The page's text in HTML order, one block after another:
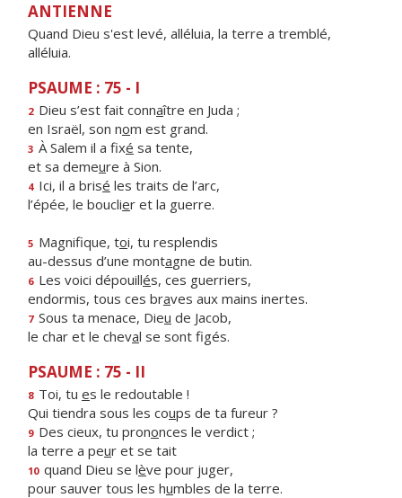
ANTIENNE
Quand Dieu s'est levé, alléluia, la terre a tremblé,
alléluia.
PSAUME : 75 - I
2 Dieu s’est fait connaître en Juda ;
en Israël, son nom est grand.
3 À Salem il a fixé sa tente,
et sa demeure à Sion.
4 Ici, il a brisé les traits de l’arc,
l’épée, le bouclier et la guerre.
5 Magnifique, toi, tu resplendis
au-dessus d’une montagne de butin.
6 Les voici dépouillés, ces guerriers,
endormis, tous ces braves aux mains inertes.
7 Sous ta menace, Dieu de Jacob,
le char et le cheval se sont figés.
PSAUME : 75 - II
8 Toi, tu es le redoutable !
Qui tiendra sous les coups de ta fureur ?
9 Des cieux, tu prononces le verdict ;
la terre a peur et se tait
10 quand Dieu se lève pour juger,
pour sauver tous les humbles de la terre.